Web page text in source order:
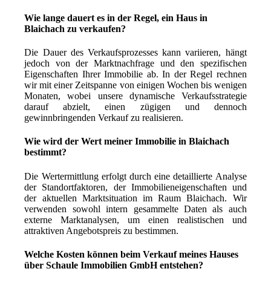
Wie lange dauert es in der Regel, ein Haus in
Blaichach zu verkaufen?
Die Dauer des Verkaufsprozesses kann variieren, hängt
jedoch von der Marktnachfrage und den spezifischen
Eigenschaften Ihrer Immobilie ab. In der Regel rechnen
wir mit einer Zeitspanne von einigen Wochen bis wenigen
Monaten, wobei unsere dynamische Verkaufsstrategie
darauf abzielt, einen zügigen und dennoch
gewinnbringenden Verkauf zu realisieren.
Wie wird der Wert meiner Immobilie in Blaichach
bestimmt?
Die Wertermittlung erfolgt durch eine detaillierte Analyse
der Standortfaktoren, der Immobilieneigenschaften und
der aktuellen Marktsituation im Raum Blaichach. Wir
verwenden sowohl intern gesammelte Daten als auch
externe Marktanalysen, um einen realistischen und
attraktiven Angebotspreis zu bestimmen.
Welche Kosten können beim Verkauf meines Hauses
über Schaule Immobilien GmbH entstehen?